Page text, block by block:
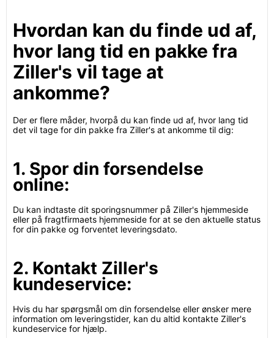
Hvordan kan du finde ud af,
hvor lang tid en pakke fra
Ziller's vil tage at
ankomme?
Der er flere måder, hvorpå du kan finde ud af, hvor lang tid
det vil tage for din pakke fra Ziller's at ankomme til dig:
1. Spor din forsendelse
online:
Du kan indtaste dit sporingsnummer på Ziller's hjemmeside
eller på fragtfirmaets hjemmeside for at se den aktuelle status
for din pakke og forventet leveringsdato.
2. Kontakt Ziller's
kundeservice:
Hvis du har spørgsmål om din forsendelse eller ønsker mere
information om leveringstider, kan du altid kontakte Ziller's
kundeservice for hjælp.